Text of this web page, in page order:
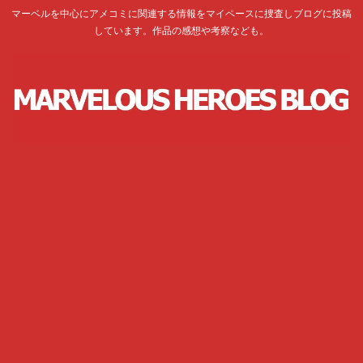
マーベルを中心にアメコミに関連する情報をマイペースに捜査しブログに投稿
しています。作品の感想や考察なども。